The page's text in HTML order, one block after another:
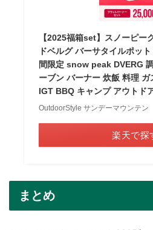
【2025福箱set】スノーピー
ドベルグ バーサタイルポッ
間限定 snow peak DVERG
ーブン バーナー 炊飯 料理
IGT BBQ キャンプ アウトド
OutdoorStyle サンデーマウンテン
楽天で探
まとめ